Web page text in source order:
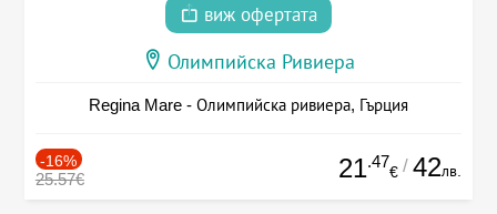
виж офертата
Олимпийска Ривиера
Regina Mare - Олимпийска ривиера, Гърция
-16%
25.57€ 21.47
€ / 42лв.